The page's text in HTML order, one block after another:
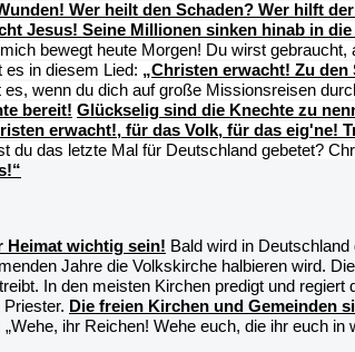
Wer heilt den Schaden? Wer hilft
Jesus! Seine Millionen sinken hinab in
bewegt heute Morgen! Du wirst gebraucht,
es in diesem Lied: „Christen erwacht! Zu den
wenn du dich auf große Missionsreisen
bereit! Glückselig sind die Knechte zu
erwacht!, für das Volk, für das eig'ne!
du das letzte Mal für Deutschland gebetet?
Heimat wichtig sein! Bald wird in
Jahre die Volkskirche halbieren wird.
In den meisten Kirchen predigt und regiert
Die freien Kirchen und Gemeinden
„Wehe, ihr Reichen! Wehe euch, die ihr euch in